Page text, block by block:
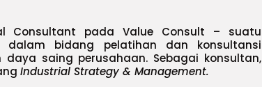
Consultant pada Value Consult – suatu
dalam bidang pelatihan dan konsultansi
saing perusahaan. Sebagai konsultan,
Industrial Strategy & Management.